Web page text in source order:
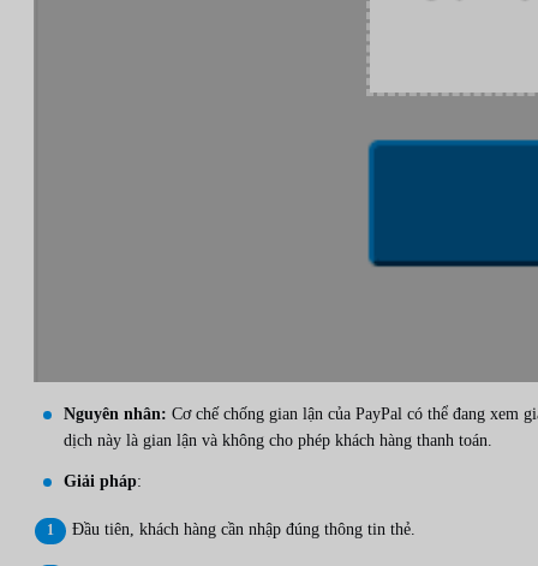
Nguyên nhân: Cơ chế chống gian lận của PayPal có thể đang xem
dịch này là gian lận và không cho phép khách hàng thanh toán.
Giải pháp:
Đầu tiên, khách hàng cần nhập đúng thông tin thẻ.